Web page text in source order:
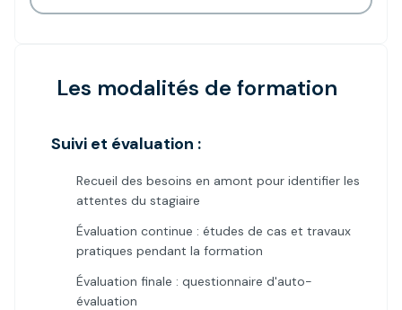
Les modalités de formation
Suivi et évaluation :
Recueil des besoins en amont pour identifier les
attentes du stagiaire
Évaluation continue : études de cas et travaux
pratiques pendant la formation
Évaluation finale : questionnaire d'auto-
évaluation